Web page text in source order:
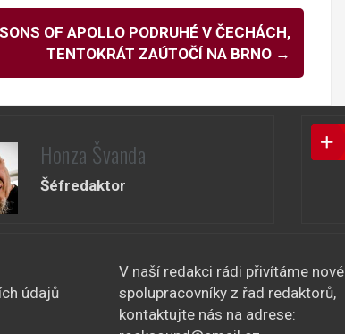
SONS OF APOLLO PODRUHÉ V ČECHÁCH,
TENTOKRÁT ZAÚTOČÍ NA BRNO →
Honza Švanda
Šéfredaktor
údajů
V naší redakci rádi přivítáme nové
spolupracovníky z řad redaktorů,
kontaktujte nás na adrese: